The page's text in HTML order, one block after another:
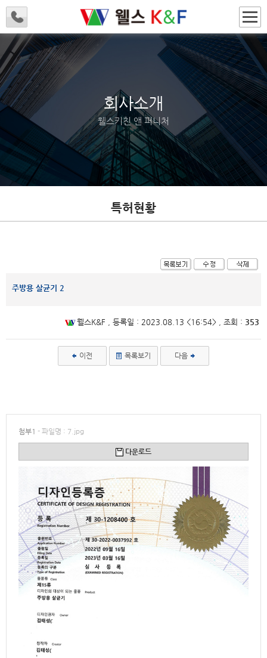
회사소개
웰스키친 앤 퍼니처
특허현황
주방용 살균기 2
웰스K&F , 등록일 : 2023.08.13 <16:54> , 조회 : 353
이전 목록보기 다음
첨부1 - 파일명 : 7.jpg
다운로드